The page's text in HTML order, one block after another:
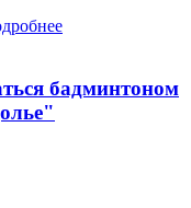
бадминтоном